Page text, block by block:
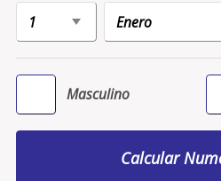
Masculino